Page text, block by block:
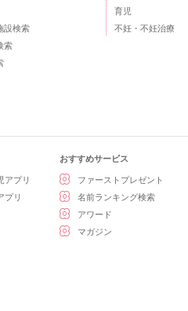
設検索
索
育児
不妊・不妊治療
アプリ
プリ
おすすめサービス
ファーストプレゼント
名前ランキング検索
アワード
マガジン